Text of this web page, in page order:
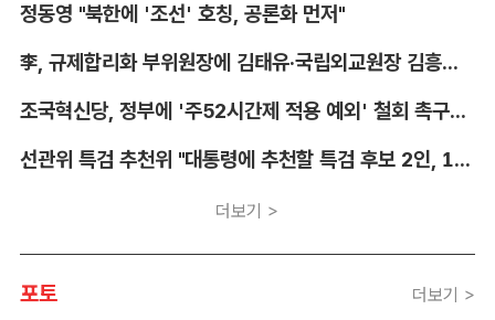
정동영 "북한에 '조선' 호칭, 공론화 먼저"
李, 규제합리화 부위원장에 김태유·국립외교원장 김흥규 임명
조국혁신당, 정부에 '주52시간제 적용 예외' 철회 촉구…"흥정 대상 아냐"
선관위 특검 추천위 "대통령에 추천할 특검 후보 2인, 14일 확정"
더보기 >
포토 더보기 >